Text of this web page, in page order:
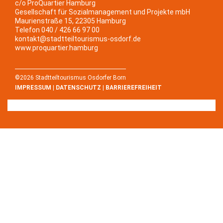
c/o ProQuartier Hamburg
Gesellschaft für Sozialmanagement und Projekte mbH
Maurienstraße 15, 22305 Hamburg
Telefon 040 / 426 66 97 00
kontakt@stadtteiltourismus-osdorf.de
www.proquartier.hamburg
©2026 Stadtteiltourismus Osdorfer Born
IMPRESSUM
DATENSCHUTZ BARRIEREFREIHEIT